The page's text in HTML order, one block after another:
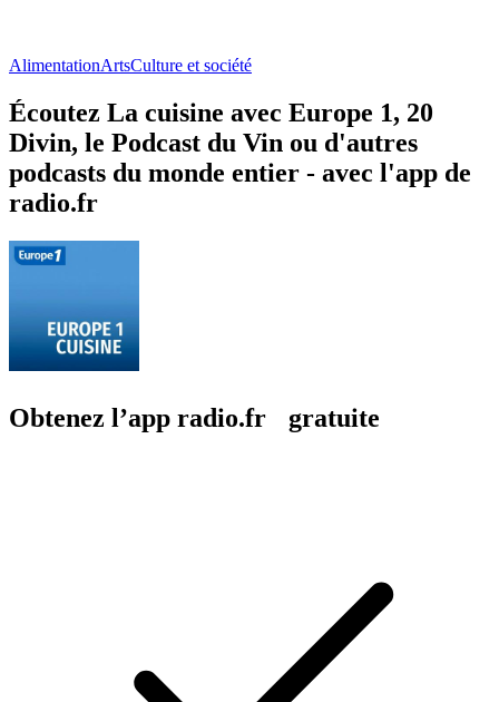
AlimentationArtsCulture et société
Écoutez La cuisine avec Europe 1, 20
Divin, le Podcast du Vin ou d'autres
podcasts du monde entier - avec l'app de
radio.fr
Obtenez l’app radio.fr gratuite